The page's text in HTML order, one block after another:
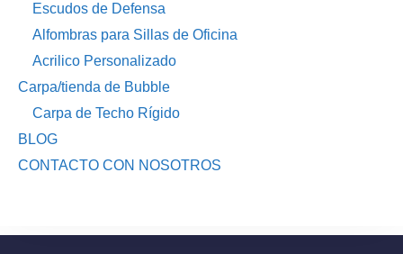
Escudos de Defensa
Alfombras para Sillas de Oficina
Acrilico Personalizado
Carpa/tienda de Bubble
Carpa de Techo Rígido
BLOG
CONTACTO CON NOSOTROS